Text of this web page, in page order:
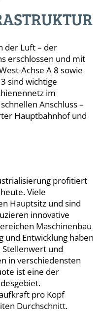
der Luft – der
erschlossen und mit
Achse A 8 sowie
sind wichtige
im
Anschluss –
Hauptbahnhof und
profitiert
Viele
Hauptsitz und sind
innovative
Maschinenbau
und Entwicklung haben
und
in verschiedensten
ist eine der
pro Kopf
Durchschnitt.